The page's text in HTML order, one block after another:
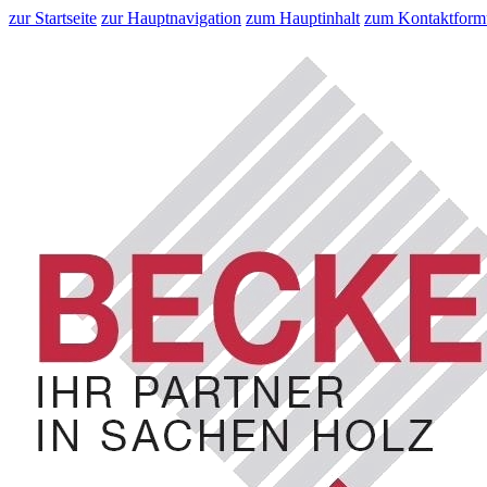
zur Startseite zur Hauptnavigation zum Hauptinhalt zum